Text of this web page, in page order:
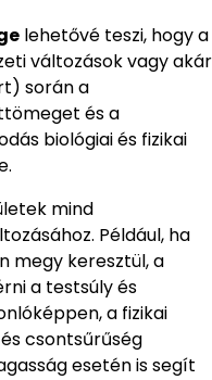
lehetővé teszi, hogy a
változások vagy akár
során a
és a
biológiai és fizikai
mind
Például, ha
megy keresztül, a
a testsúly és
a fizikai
csontsűrűség
esetén is segít